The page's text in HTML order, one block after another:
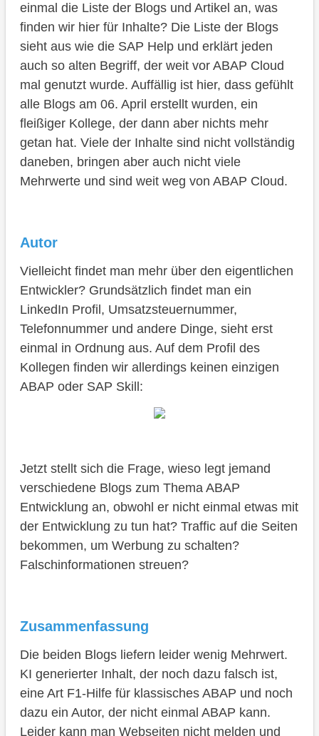
einmal die Liste der Blogs und Artikel an, was
finden wir hier für Inhalte? Die Liste der Blogs
sieht aus wie die SAP Help und erklärt jeden
auch so alten Begriff, der weit vor ABAP Cloud
mal genutzt wurde. Auffällig ist hier, dass gefühlt
alle Blogs am 06. April erstellt wurden, ein
fleißiger Kollege, der dann aber nichts mehr
getan hat. Viele der Inhalte sind nicht vollständig
daneben, bringen aber auch nicht viele
Mehrwerte und sind weit weg von ABAP Cloud.
Autor
Vielleicht findet man mehr über den eigentlichen
Entwickler? Grundsätzlich findet man ein
LinkedIn Profil, Umsatzsteuernummer,
Telefonnummer und andere Dinge, sieht erst
einmal in Ordnung aus. Auf dem Profil des
Kollegen finden wir allerdings keinen einzigen
ABAP oder SAP Skill:
Jetzt stellt sich die Frage, wieso legt jemand
verschiedene Blogs zum Thema ABAP
Entwicklung an, obwohl er nicht einmal etwas mit
der Entwicklung zu tun hat? Traffic auf die Seiten
bekommen, um Werbung zu schalten?
Falschinformationen streuen?
Zusammenfassung
Die beiden Blogs liefern leider wenig Mehrwert.
KI generierter Inhalt, der noch dazu falsch ist,
eine Art F1-Hilfe für klassisches ABAP und noch
dazu ein Autor, der nicht einmal ABAP kann.
Leider kann man Webseiten nicht melden und